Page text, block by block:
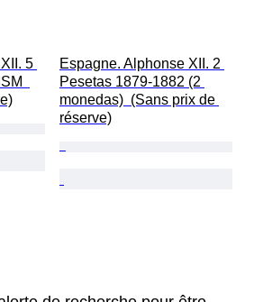
5
Espagne. Alphonse XII. 2
Pesetas 1879-1882 (2
monedas)  (Sans prix de
réserve)